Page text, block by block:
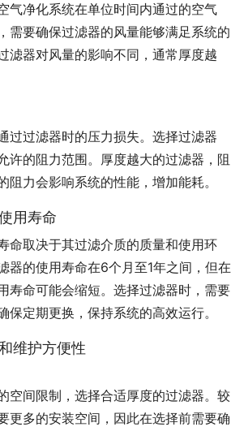
气净化系统在单位时间内通过的空气
需要确保过滤器的风量能够满足系统的
滤器对风量的影响不同，通常厚度越
过过滤器时的压力损失。选择过滤器
许的阻力范围。厚度越大的过滤器，阻
阻力会影响系统的性能，增加能耗。
用寿命
命取决于其过滤介质的质量和使用环
器的使用寿命在6个月至1年之间，但在
寿命可能会缩短。选择过滤器时，需要
保定期更换，保持系统的高效运行。
维护方便性
空间限制，选择合适厚度的过滤器。较
更多的安装空间，因此在选择前需要确